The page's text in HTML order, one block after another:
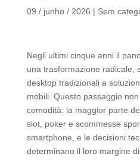
09 / junho / 2026 | Sem
Negli ultimi cinque anni il
una trasformazione radicale,
desktop tradizionali a
mobili. Questo passaggio
comodità: la maggior parte
slot, poker e scommesse
smartphone, e le decisioni
determinano il loro margine di